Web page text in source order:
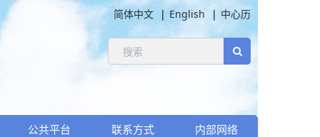
简体中文 English 中心历
公共平台 联系方式 内部网络